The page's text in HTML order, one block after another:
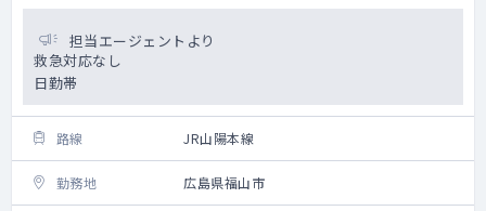
担当エージェントより
救急対応なし
日勤帯
路線 JR山陽本線
勤務地 広島県福山市